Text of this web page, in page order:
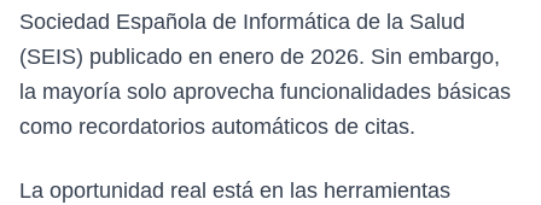
Sociedad Española de Informática de la Salud
(SEIS) publicado en enero de 2026. Sin embargo,
la mayoría solo aprovecha funcionalidades básicas
como recordatorios automáticos de citas.
La oportunidad real está en las herramientas